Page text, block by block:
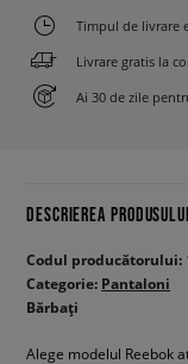
Timpul de livrare
Livrare gratis la
Ai 30 de zile
DESCRIEREA PRODUSULUI
Codul producătorului:
Categorie: Pantaloni
Bărbați
Alege modelul Reebok